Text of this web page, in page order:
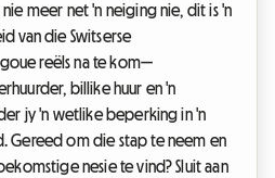
meer net 'n neiging nie, dit is 'n
van die Switserse
reëls na te kom—
billike huur en 'n
jy 'n wetlike beperking in 'n
Gereed om die stap te neem en
nesie te vind? Sluit aan